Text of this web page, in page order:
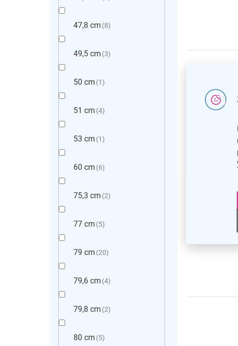
47,8 cm 8
49,5 cm 3
50 cm 1
51 cm 4
53 cm 1
60 cm 6
75,3 cm 2
77 cm 5
79 cm 20
79,6 cm 4
79,8 cm 2
80 cm 5
Policový
Provence,